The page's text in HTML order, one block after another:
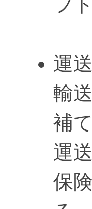
運
輸
補
運
保